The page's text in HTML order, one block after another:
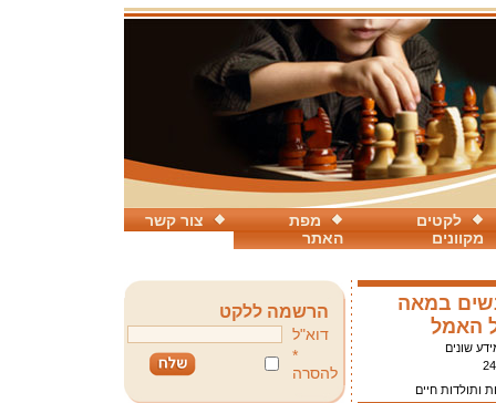
צור קשר
מפת
האתר
לקטים
מקוונים
במאה
שונים
ותולדות חיים
הרשמה ללקט
דוא"ל
*
להסרה